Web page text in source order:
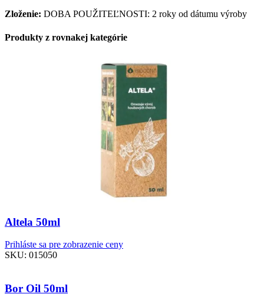
Zloženie: DOBA POUŽITEĽNOSTI: 2 roky od dátumu výroby
Produkty z rovnakej kategórie
Altela 50ml
Prihláste sa pre zobrazenie ceny
SKU: 015050
Bor Oil 50ml